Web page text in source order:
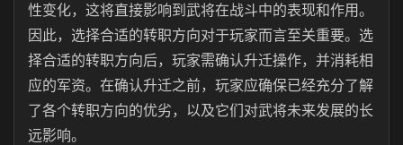
性变化，这将直接影响到武将在战斗中的表现和作用。
因此，选择合适的转职方向对于玩家而言至关重要。选
择合适的转职方向后，玩家需确认升迁操作，并消耗相
应的军资。在确认升迁之前，玩家应确保已经充分了解
了各个转职方向的优劣，以及它们对武将未来发展的长
远影响。